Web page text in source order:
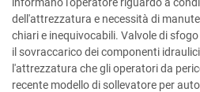
dell'attrezzatura e necessità di
chiari e inequivocabili. Valvole di
il sovraccarico dei componenti
l'attrezzatura che gli operatori da
recente modello di sollevatore per